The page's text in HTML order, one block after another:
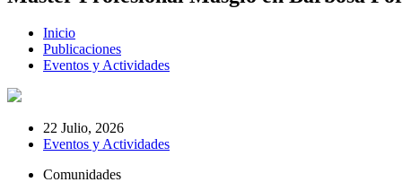
Inicio
Publicaciones
Eventos y Actividades
22 Julio, 2026
Eventos y Actividades
Comunidades